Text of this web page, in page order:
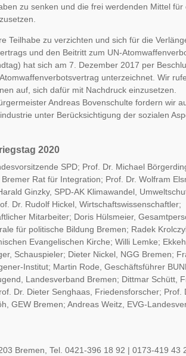
zu senken und die frei werdenden Mittel für
Teilhabe zu verzichten und sich für die
und den Beitritt zum UN-
hat sich am 7. Dezember 2017 per
unterzeichnet. Wir
auf, sich dafür mit Nachdruck einzusetzen.
Andreas Bovenschulte fordern wir
unter Berücksichtigung der sozialen
2020
SPD; Prof. Dr. Michael
Rat für Integration; Prof. Dr. Wolfram
Ginzky, SPD-AK Klimawandel,
Dr. Rudolf Hickel, Wirtschaftswissenschaftler;
Mitarbeiter; Doris Hülsmeier,
für politische Bildung Bremen; Radek
Evangelischen Kirche; Willi Lemke;
Schauspieler; Dieter Nickel, NGG Bremen;
Institut; Martin Rode, Geschäftsführer
Landesverband Bremen; Dittmar Schütt,
Dr. Dieter Senghaas, Friedensforscher; Prof.
GEW Bremen; Andreas Weitz, EVG-
Bremen, Tel. 0421-396 18 92 | 0173-419 43